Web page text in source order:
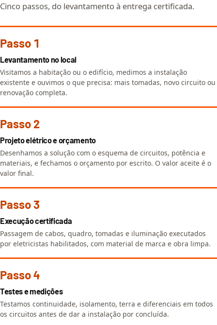
Cinco passos, do levantamento à entrega certificada.
Passo 1
Levantamento no local
Visitamos a habitação ou o edifício, medimos a instalação
existente e ouvimos o que precisa: mais tomadas, novo circuito ou
renovação completa.
Passo 2
Projeto elétrico e orçamento
Desenhamos a solução com o esquema de circuitos, potência e
materiais, e fechamos o orçamento por escrito. O valor aceite é o
valor final.
Passo 3
Execução certificada
Passagem de cabos, quadro, tomadas e iluminação executados
por eletricistas habilitados, com material de marca e obra limpa.
Passo 4
Testes e medições
Testamos continuidade, isolamento, terra e diferenciais em todos
os circuitos antes de dar a instalação por concluída.